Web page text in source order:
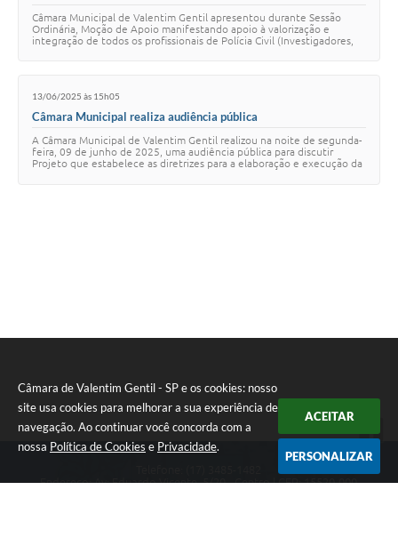
Câmara de Valentim Gentil - SP e os cookies: nosso
site usa cookies para melhorar a sua experiência de
navegação. Ao continuar você concorda com a
nossa Política de Cookies e Privacidade.
ACEITAR
PERSONALIZAR
Câmara Municipal de Valentim Gentil apresentou durante Sessão
Ordinária, Moção de Apoio manifestando apoio à valorização e
integração de todos os profissionais de Polícia Civil (Investigadores,
13/06/2025 às 15h05
Câmara Municipal realiza audiência pública
A Câmara Municipal de Valentim Gentil realizou na noite de segunda-
feira, 09 de junho de 2025, uma audiência pública para discutir
Projeto que estabelece as diretrizes para a elaboração e execução da
Endereço: Av: Eduardo Vicente, 5/20 - Centro | CEP: 15520-000